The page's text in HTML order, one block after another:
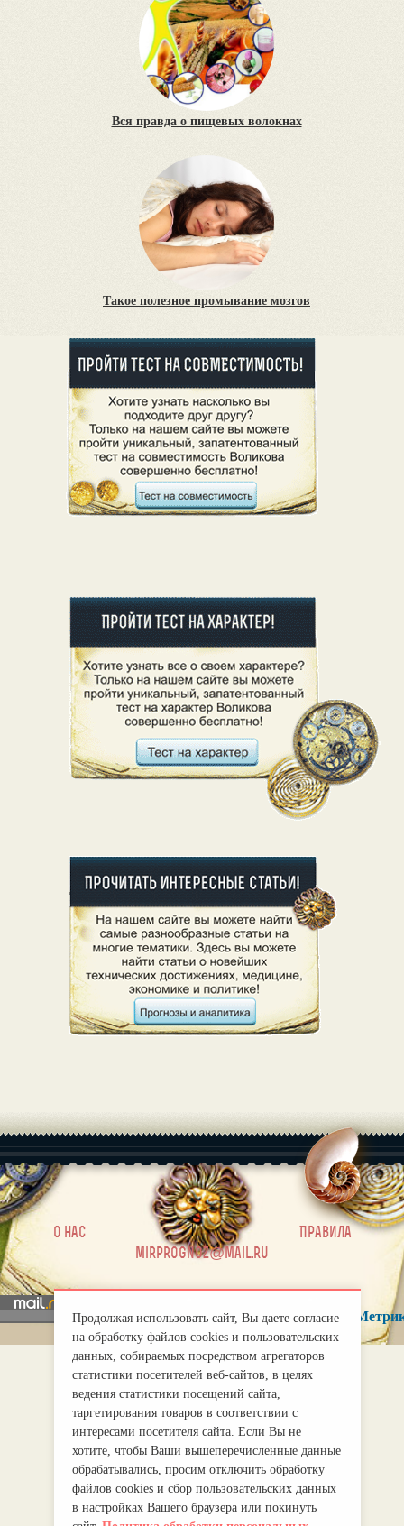
Вся правда о пищевых волокнах
Такое полезное промывание мозгов
О нас |
Правила
mirprognoz@mail.ru
Продолжая использовать сайт, Вы даете согласие
на обработку файлов cookies и пользовательских
данных, собираемых посредством агрегаторов
статистики посетителей веб-сайтов, в целях
ведения статистики посещений сайта,
таргетирования товаров в соответствии с
интересами посетителя сайта. Если Вы не
хотите, чтобы Ваши вышеперечисленные данные
обрабатывались, просим отключить обработку
файлов cookies и сбор пользовательских данных
в настройках Вашего браузера или покинуть